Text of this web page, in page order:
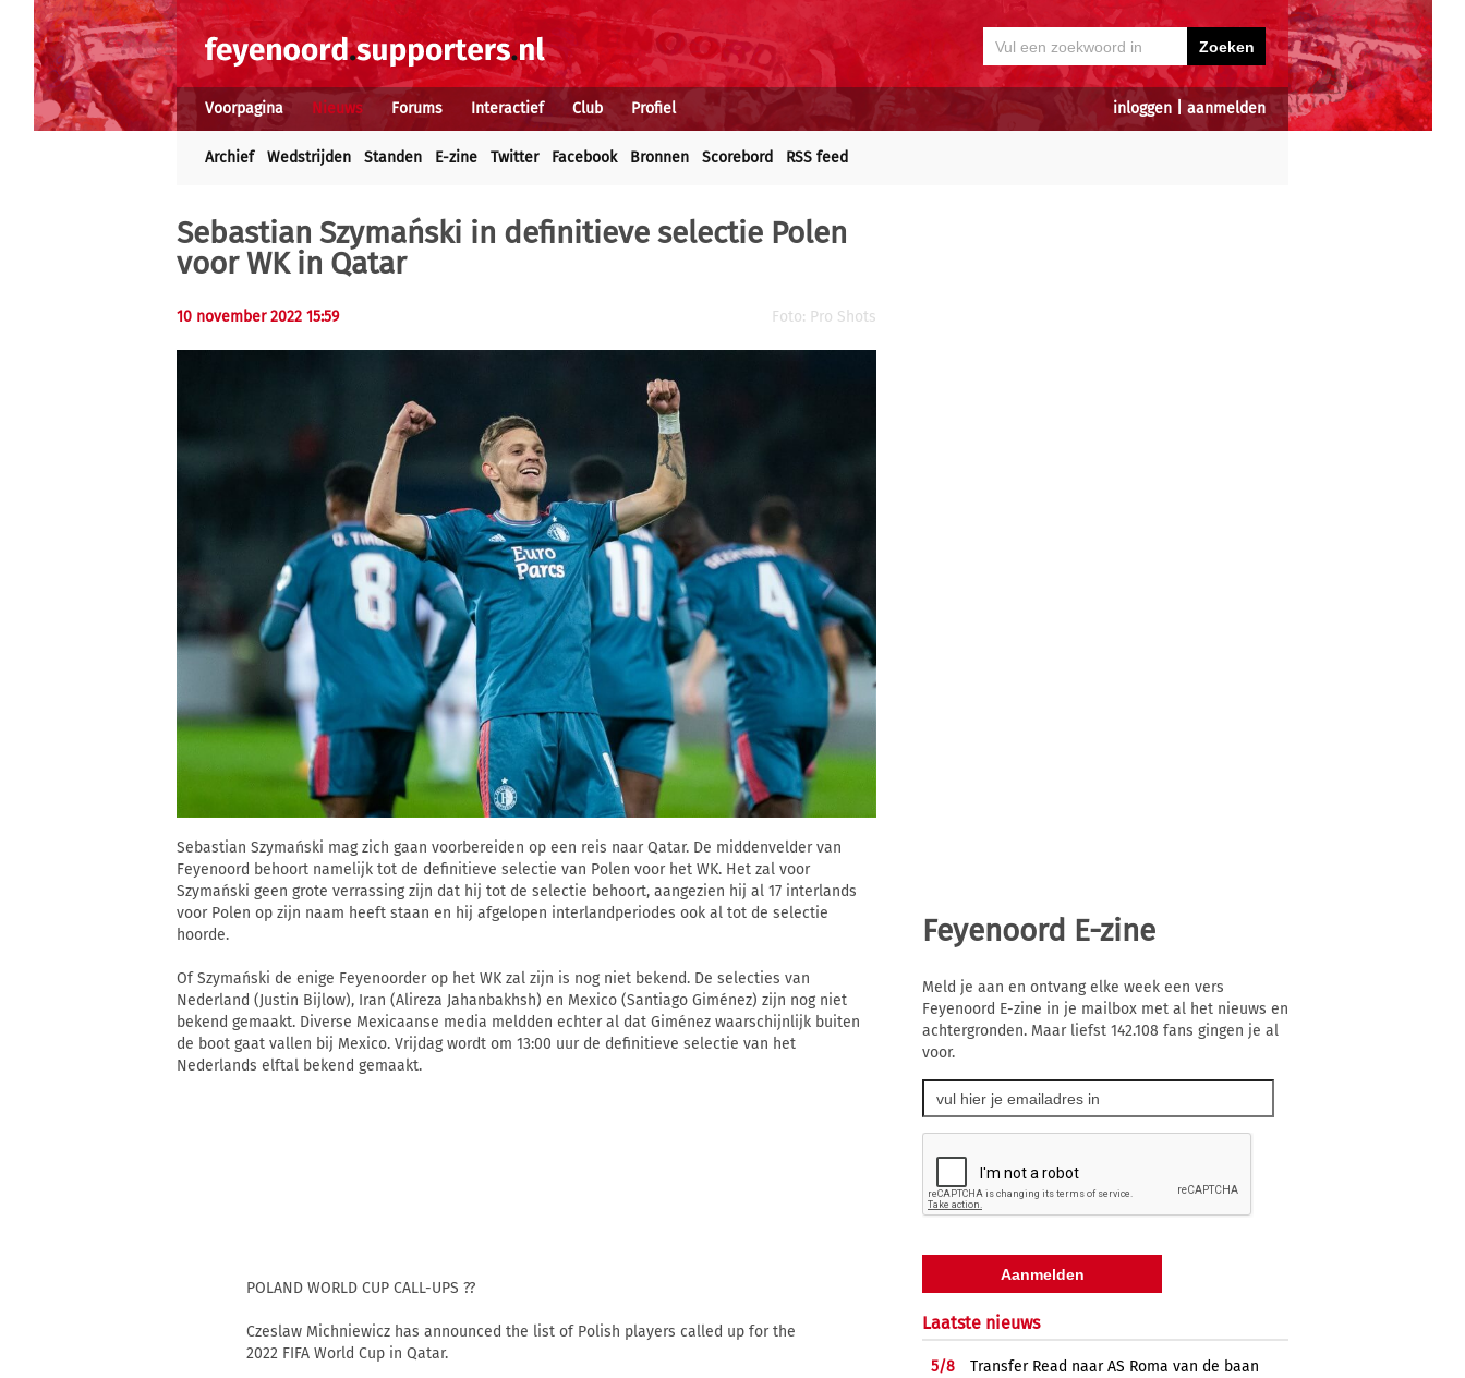
inloggen aanmelden
Voorpagina Nieuws Forums Interactief Club Profiel
Archief Wedstrijden Standen E-zine Twitter Facebook Bronnen Scorebord RSS feed
Sebastian Szymański in definitieve selectie Polen
voor WK in Qatar
10 november 2022 15:59 Foto: Pro Shots
Sebastian Szymański mag zich gaan voorbereiden op een reis naar Qatar. De middenvelder van
Feyenoord behoort namelijk tot de definitieve selectie van Polen voor het WK. Het zal voor
Szymański geen grote verrassing zijn dat hij tot de selectie behoort, aangezien hij al 17 interlands
voor Polen op zijn naam heeft staan en hij afgelopen interlandperiodes ook al tot de selectie
hoorde.
Of Szymański de enige Feyenoorder op het WK zal zijn is nog niet bekend. De selecties van
Nederland (Justin Bijlow), Iran (Alireza Jahanbakhsh) en Mexico (Santiago Giménez) zijn nog niet
bekend gemaakt. Diverse Mexicaanse media meldden echter al dat Giménez waarschijnlijk buiten
de boot gaat vallen bij Mexico. Vrijdag wordt om 13:00 uur de definitieve selectie van het
Nederlands elftal bekend gemaakt.
POLAND WORLD CUP CALL-UPS ??
Czeslaw Michniewicz has announced the list of Polish players called up for the
2022 FIFA World Cup in Qatar.
Feyenoord E-zine
Meld je aan en ontvang elke week een vers
Feyenoord E-zine in je mailbox met al het nieuws en
achtergronden. Maar liefst 142.108 fans gingen je al
voor.
Laatste nieuws
5/8
Transfer Read naar AS Roma van de baan